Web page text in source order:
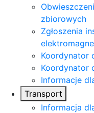
zbiorowych
Zgłoszenia
Koordynator
Koordynator
Informacje
Transport
Informacja